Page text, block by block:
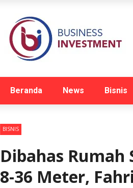
Beranda News Bisnis
BISNIS
Dibahas
8-36 Meter,